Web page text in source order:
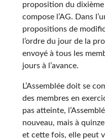
proposition du
compose l’AG. Dans
propositions de
l’ordre du jour de la
envoyé à tous les
jours à l’avance.
L’Assemblée doit se
des membres en
pas atteinte,
nouveau, mais à
et cette fois, elle peut